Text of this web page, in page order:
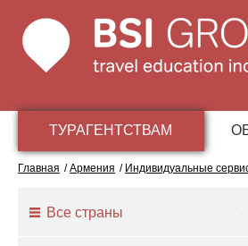
ТУРАГЕНТСТВАМ
Главная /Армения / Индивидуальные
Все страны